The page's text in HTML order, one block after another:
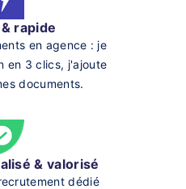
rapide
en agence : je
en 3 clics, j'ajoute
documents.
& valorisé
dédié